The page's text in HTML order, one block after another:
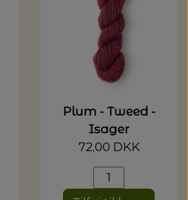
Plum - Tweed -
Isager
72,00 DKK